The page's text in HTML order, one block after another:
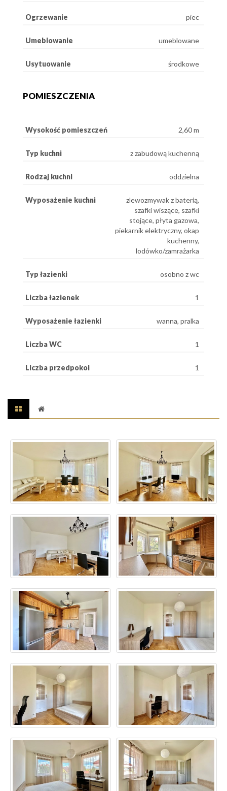
Ogrzewanie piec
Umeblowanie umeblowane
Usytuowanie środkowe
POMIESZCZENIA
Wysokość pomieszczeń 2,60 m
Typ kuchni z zabudową kuchenną
Rodzaj kuchni oddzielna
Wyposażenie kuchni
zlewozmywak z baterią,
szafki wiszące, szafki
stojące, płyta gazowa,
piekarnik elektryczny, okap
kuchenny,
lodówko/zamrażarka
Typ łazienki osobno z wc
Liczba łazienek 1
Wyposażenie łazienki wanna, pralka
Liczba WC 1
Liczba przedpokoi 1